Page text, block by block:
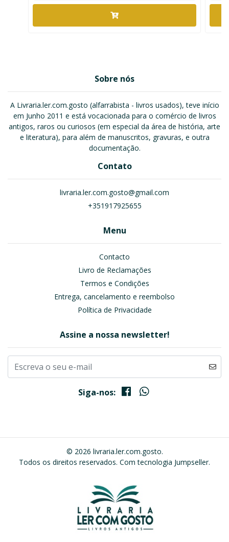
Sobre nós
A Livraria.ler.com.gosto (alfarrabista - livros usados), teve início
em Junho 2011 e está vocacionada para o comércio de livros
antigos, raros ou curiosos (em especial da área de história, arte
e literatura), para além de manuscritos, gravuras, e outra
documentação.
Contato
livraria.ler.com.gosto@gmail.com
+351917925655
Menu
Contacto
Livro de Reclamações
Termos e Condições
Entrega, cancelamento e reembolso
Política de Privacidade
Assine a nossa newsletter!
Siga-nos:
© 2026 livraria.ler.com.gosto.
Todos os direitos reservados. Com tecnologia Jumpseller.